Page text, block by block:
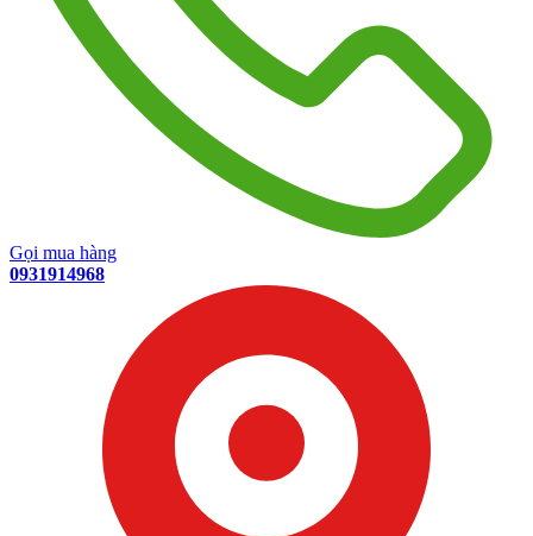
Gọi mua hàng
0931914968